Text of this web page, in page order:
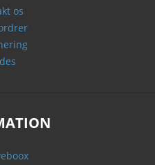
os